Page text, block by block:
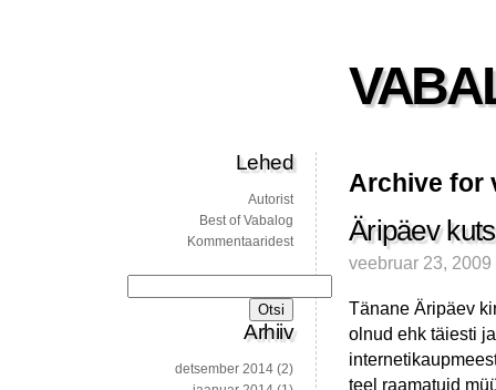
Archive for
Äripäev
veebruar 23, 2009
Tänane Äripäev
olnud ehk täiesti
teel raamatuid
Lehed
Autorist
Best of Vabalog
Kommentaaridest
Arhiiv
detsember 2014 (2)